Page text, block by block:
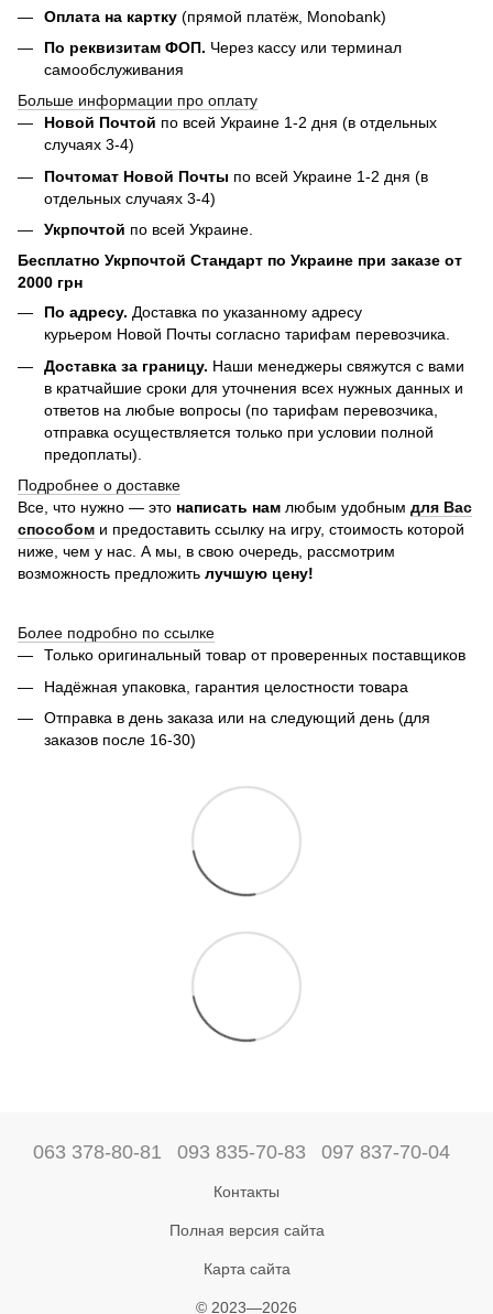
Оплата на картку (прямой платёж, Monobank)
По реквизитам ФОП. Через кассу или терминал
самообслуживания
Больше информации про оплату
Новой Почтой по всей Украине 1-2 дня (в отдельных
случаях 3-4)
Почтомат Новой Почты по всей Украине 1-2 дня (в
отдельных случаях 3-4)
Укрпочтой по всей Украине.
Бесплатно Укрпочтой Стандарт по Украине при заказе от
2000 грн
По адресу. Доставка по указанному адресу
курьером Новой Почты согласно тарифам перевозчика.
Доставка за границу. Наши менеджеры свяжутся с вами
в кратчайшие сроки для уточнения всех нужных данных и
ответов на любые вопросы (по тарифам перевозчика,
отправка осуществляется только при условии полной
предоплаты).
Подробнее о доставке
Все, что нужно — это написать нам любым удобным для Вас
способом и предоставить ссылку на игру, стоимость которой
ниже, чем у нас. А мы, в свою очередь, рассмотрим
возможность предложить лучшую цену!
Более подробно по ссылке
Только оригинальный товар от проверенных поставщиков
Надёжная упаковка, гарантия целостности товара
Отправка в день заказа или на следующий день (для
заказов после 16-30)
063 378-80-81 093 835-70-83 097 837-70-04
Контакты
Полная версия сайта
Карта сайта
© 2023—2026